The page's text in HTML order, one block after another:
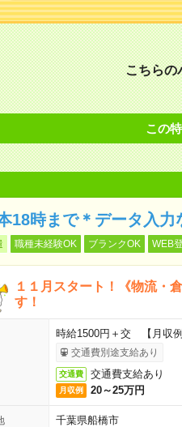
こちらの
この
18時まで＊データ入
職種未経験OK ブランクOK WEB
１１月スタート！《物流・
す！
時給1500円＋交 【月収
交通費別途支給あり
交通費 交通費支給あり
月収例 20～25万円
千葉県船橋市